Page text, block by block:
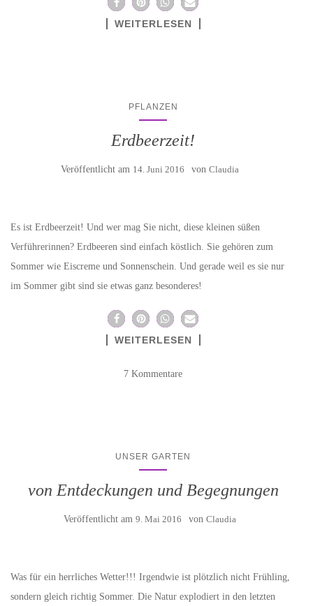
WEITERLESEN
PFLANZEN
Erdbeerzeit!
Veröffentlicht am 14. Juni 2016 von Claudia
Es ist Erdbeerzeit! Und wer mag Sie nicht, diese kleinen süßen
Verführerinnen? Erdbeeren sind einfach köstlich. Sie gehören zum
Sommer wie Eiscreme und Sonnenschein. Und gerade weil es sie nur
im Sommer gibt sind sie etwas ganz besonderes!
WEITERLESEN
7 Kommentare
UNSER GARTEN
von Entdeckungen und Begegnungen
Veröffentlicht am 9. Mai 2016 von Claudia
Was für ein herrliches Wetter!!! Irgendwie ist plötzlich nicht Frühling,
sondern gleich richtig Sommer. Die Natur explodiert in den letzten